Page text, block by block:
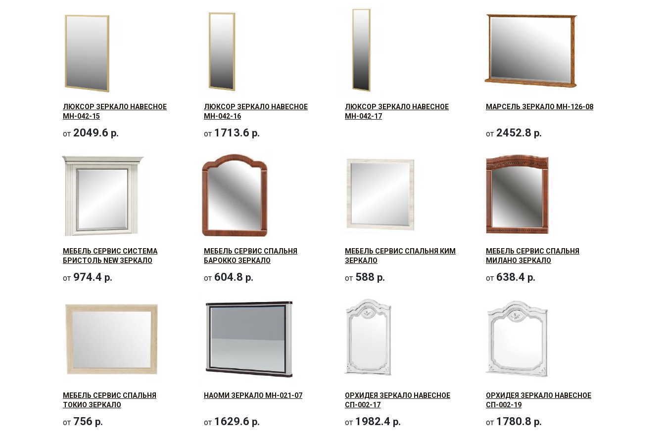
ЛЮКСОР ЗЕРКАЛО НАВЕСНОЕ
МН-042-15
от 2049.6 р.
ЛЮКСОР ЗЕРКАЛО НАВЕСНОЕ
МН-042-16
от 1713.6 р.
ЛЮКСОР ЗЕРКАЛО НАВЕСНОЕ
МН-042-17
МАРСЕЛЬ ЗЕРКАЛО МН-126-08
от 2452.8 р.
МЕБЕЛЬ СЕРВИС СИСТЕМА
БРИСТОЛЬ NEW ЗЕРКАЛО
от 974.4 р.
МЕБЕЛЬ СЕРВИС СПАЛЬНЯ
БАРОККО ЗЕРКАЛО
от 604.8 р.
МЕБЕЛЬ СЕРВИС СПАЛЬНЯ КИМ
ЗЕРКАЛО
от 588 р.
МЕБЕЛЬ СЕРВИС СПАЛЬНЯ
МИЛАНО ЗЕРКАЛО
от 638.4 р.
МЕБЕЛЬ СЕРВИС СПАЛЬНЯ
ТОКИО ЗЕРКАЛО
от 756 р.
НАОМИ ЗЕРКАЛО МН-021-07
от 1629.6 р.
ОРХИДЕЯ ЗЕРКАЛО НАВЕСНОЕ
СП-002-17
от 1982.4 р.
ОРХИДЕЯ ЗЕРКАЛО НАВЕСНОЕ
СП-002-19
от 1780.8 р.